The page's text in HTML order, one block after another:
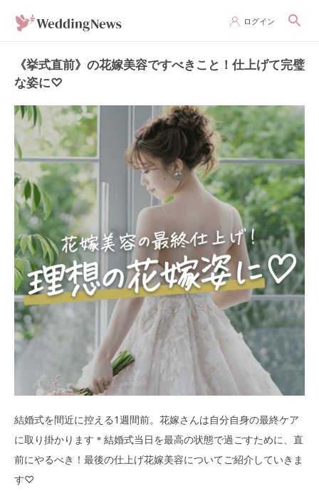
ログイン
《挙式直前》の花嫁美容ですべきこと！仕上げて完璧
な姿に♡
結婚式を間近に控える1週間前。花嫁さんは自分自身の最終ケア
に取り掛かります＊結婚式当日を最高の状態で過ごすために、直
前にやるべき！最後の仕上げ花嫁美容についてご紹介していきま
す♡